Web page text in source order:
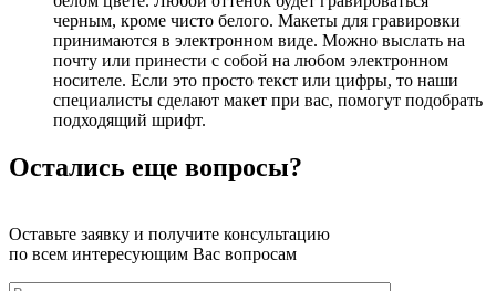
черным, кроме чисто белого. Макеты для гравировки
принимаются в электронном виде. Можно выслать на
почту или принести с собой на любом электронном
носителе. Если это просто текст или цифры, то наши
специалисты сделают макет при вас, помогут подобрать
подходящий шрифт.
Остались еще вопросы?
Оставьте заявку и получите консультацию
по всем интересующим Вас вопросам